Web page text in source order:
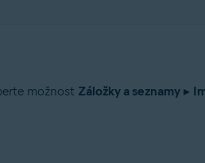
možnost Záložky a seznamy ▸